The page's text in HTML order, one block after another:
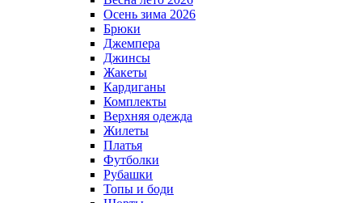
Осень зима 2026
Брюки
Джемпера
Джинсы
Жакеты
Кардиганы
Комплекты
Верхняя одежда
Жилеты
Платья
Футболки
Рубашки
Топы и боди